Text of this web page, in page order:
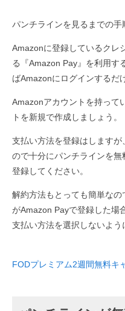
パンチラインを見るまでの手
Amazonに登録しているクレ
る『Amazon Pay』を利用す
ばAmazonにログインするだ
Amazonアカウントを持って
トを新規で作成しましょう。
支払い方法を登録はします
ので十分にパンチラインを
登録してください。
解約方法もとっても簡単な
がAmazon Payで登録した場
支払い方法を選択しないよう
FODプレミアム2週間無料キ